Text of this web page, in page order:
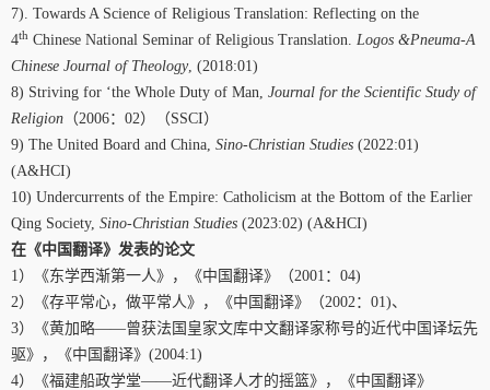
7). Towards A Science of Religious Translation: Reflecting on the
4th Chinese National Seminar of Religious Translation. Logos &Pneuma-A
Chinese Journal of Theology, (2018:01)
8) Striving for ‘the Whole Duty of Man, Journal for the Scientific Study of
Religion （2006： 02）（SSCI）
9) The United Board and China, Sino-Christian Studies (2022:01)
(A&HCI)
10) Undercurrents of the Empire: Catholicism at the Bottom of the Earlier
Qing Society, Sino-Christian Studies (2023:02) (A&HCI)
在《中国翻译》发表的论文
1）《东学西渐第一人》，《中国翻译》（2001 ： 04)
2）《存平常心，做平常人》，《中国翻译》（2002： 01)、
3）《黄加略——曾获法国皇家文库中文翻译家称号的近代中国译坛先
驱》，《中国翻译》 (2004:1)
4）《福建船政学堂——近代翻译人才的摇篮》，《中国翻译》